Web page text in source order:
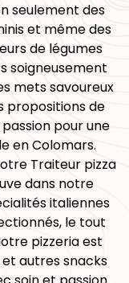
seulement des
et même des
de légumes
soigneusement
mets savoureux
propositions de
pour une
en Colomars.
Traiteur pizza
dans notre
italiennes
le tout
pizzeria est
autres snacks